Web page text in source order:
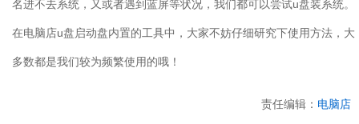
名进不去系统，又或者遇到蓝屏等状况，我们都可以尝试u盘装系统。
在电脑店u盘启动盘内置的工具中，大家不妨仔细研究下使用方法，大
多数都是我们较为频繁使用的哦！
责任编辑： 电脑店